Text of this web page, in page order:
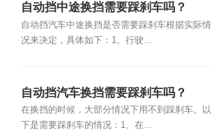
自动挡中途换挡需要踩刹车吗？
自动挡汽车中途换挡是否需要踩刹车根据实际情
况来决定，具体如下：1、行驶...
自动挡汽车换挡需要踩刹车吗？
在换挡的时候，大部分情况下用不到踩刹车。以
下是需要踩刹车的情况：1、在...